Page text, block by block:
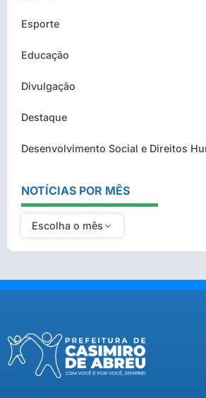
Esporte
Educação
Divulgação
Destaque
Desenvolvimento Social e Direitos
NOTÍCIAS POR MÊS
Escolha o mês